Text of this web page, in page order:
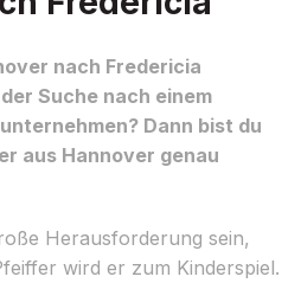
nach Fredericia
Suche nach einem
Dann bist du
aus Hannover genau
Herausforderung sein,
wird er zum Kinderspiel.